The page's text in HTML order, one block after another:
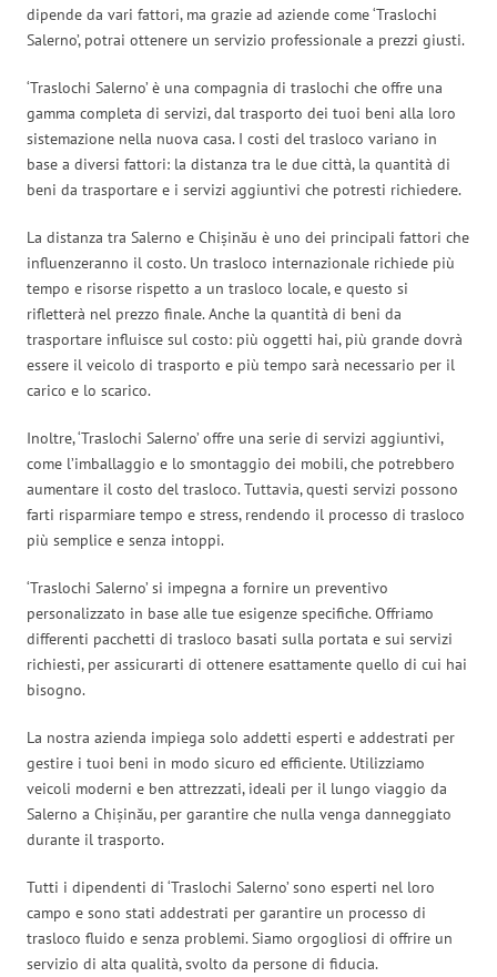
dipende da vari fattori, ma grazie ad aziende come ‘Traslochi
Salerno’, potrai ottenere un servizio professionale a prezzi giusti.
‘Traslochi Salerno’ è una compagnia di traslochi che offre una
gamma completa di servizi, dal trasporto dei tuoi beni alla loro
sistemazione nella nuova casa. I costi del trasloco variano in
base a diversi fattori: la distanza tra le due città, la quantità di
beni da trasportare e i servizi aggiuntivi che potresti richiedere.
La distanza tra Salerno e Chișinău è uno dei principali fattori che
influenzeranno il costo. Un trasloco internazionale richiede più
tempo e risorse rispetto a un trasloco locale, e questo si
rifletterà nel prezzo finale. Anche la quantità di beni da
trasportare influisce sul costo: più oggetti hai, più grande dovrà
essere il veicolo di trasporto e più tempo sarà necessario per il
carico e lo scarico.
Inoltre, ‘Traslochi Salerno’ offre una serie di servizi aggiuntivi,
come l’imballaggio e lo smontaggio dei mobili, che potrebbero
aumentare il costo del trasloco. Tuttavia, questi servizi possono
farti risparmiare tempo e stress, rendendo il processo di trasloco
più semplice e senza intoppi.
‘Traslochi Salerno’ si impegna a fornire un preventivo
personalizzato in base alle tue esigenze specifiche. Offriamo
differenti pacchetti di trasloco basati sulla portata e sui servizi
richiesti, per assicurarti di ottenere esattamente quello di cui hai
bisogno.
La nostra azienda impiega solo addetti esperti e addestrati per
gestire i tuoi beni in modo sicuro ed efficiente. Utilizziamo
veicoli moderni e ben attrezzati, ideali per il lungo viaggio da
Salerno a Chișinău, per garantire che nulla venga danneggiato
durante il trasporto.
Tutti i dipendenti di ‘Traslochi Salerno’ sono esperti nel loro
campo e sono stati addestrati per garantire un processo di
trasloco fluido e senza problemi. Siamo orgogliosi di offrire un
servizio di alta qualità, svolto da persone di fiducia.